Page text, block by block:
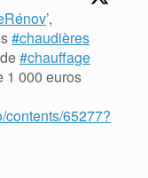
’,
#chaudières
#chauffage
1 000 euros
contents/65277?